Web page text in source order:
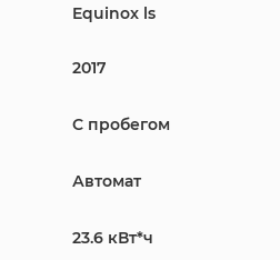
Equinox ls
2017
С пробегом
Автомат
23.6 кВт*ч